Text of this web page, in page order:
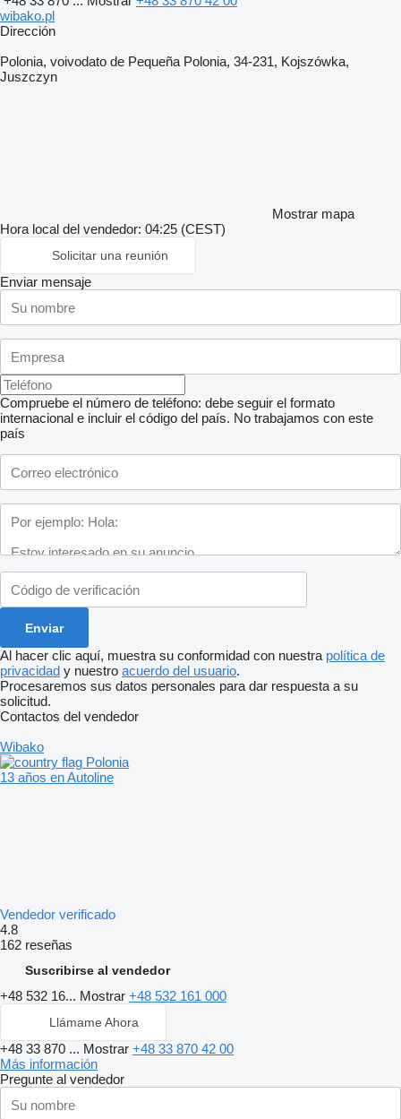
wibako.pl
Dirección
Polonia, voivodato de Pequeña Polonia, 34-231, Kojszówka,
Juszczyn
Mostrar mapa
Hora local del vendedor: 04:25 (CEST)
Solicitar una reunión
Enviar mensaje
Compruebe el número de teléfono: debe seguir el formato
internacional e incluir el código del país. No trabajamos con este
país
Al hacer clic aquí, muestra su conformidad con nuestra política de
privacidad y nuestro acuerdo del usuario.
Procesaremos sus datos personales para dar respuesta a su
solicitud.
Contactos del vendedor
Wibako
Polonia
13 años en Autoline
Vendedor verificado
4.8
162 reseñas
Suscribirse al vendedor
+48 532 16... Mostrar +48 532 161 000
Llámame Ahora
+48 33 870 ... Mostrar +48 33 870 42 00
Más información
Pregunte al vendedor